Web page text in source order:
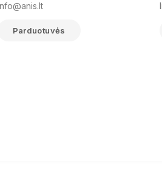
Parduotuvės